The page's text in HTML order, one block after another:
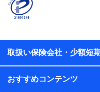
おけるユーザ登録受付およ
当社又は株式会社NTTド
れらに付帯、関連する当
会社のサービスを案内、
析して、お客さまの趣味
取扱い保険会社・少額短
おすすめコンテンツ